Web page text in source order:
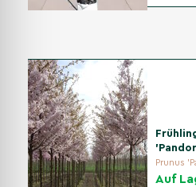
Prunus
Auf